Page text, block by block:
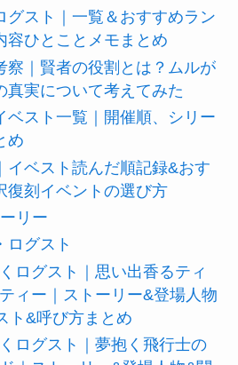
グスト｜一覧＆おすすめラン
容ひとことメモまとめ
察｜賢者の役割とは？ムルが
真実について考えてみた
ベスト一覧｜開催順、シリー
め
イベスト読んだ順記録&おす
復刻イベントの選び方
リー
ログスト
ログスト｜思い出香るティ
ィー｜ストーリー&登場人物
ト&呼び方まとめ
ログスト｜夢抱く飛行士の